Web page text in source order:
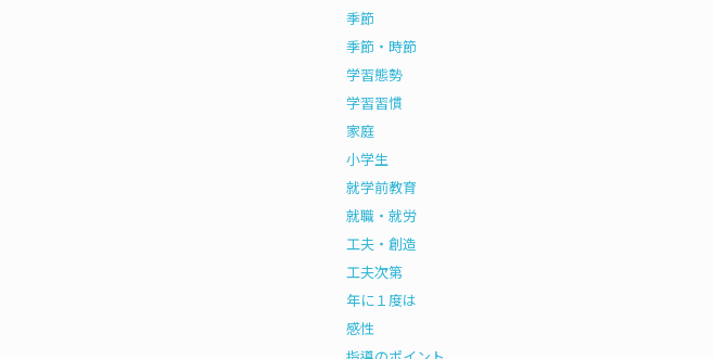
季節
季節・時節
学習態勢
学習習慣
家庭
小学生
就学前教育
就職・就労
工夫・創造
工夫次第
年に１度は
感性